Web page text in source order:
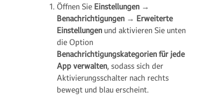
Öffnen Sie Einstellungen →
Benachrichtigungen → Erweiterte
Einstellungen und aktivieren Sie unten
die Option
Benachrichtigungskategorien für jede
App verwalten, sodass sich der
Aktivierungsschalter nach rechts
bewegt und blau erscheint.